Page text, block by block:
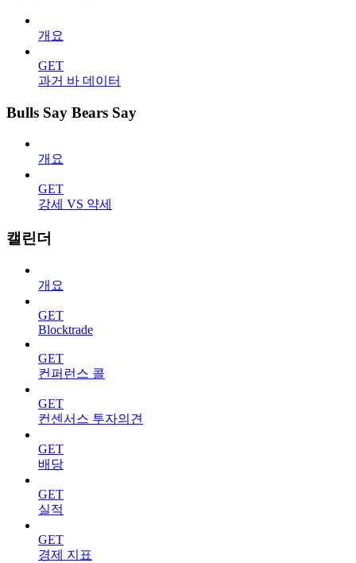
개요
GET
과거 바 데이터
Bulls Say Bears Say
개요
GET
강세 VS 약세
캘린더
개요
GET
Blocktrade
GET
컨퍼런스 콜
GET
컨센서스 투자의견
GET
배당
GET
실적
GET
경제 지표